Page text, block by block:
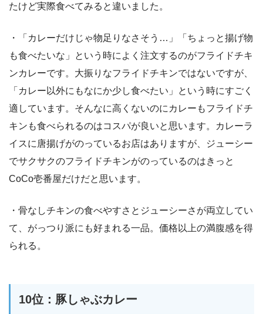
たけど実際食べてみると違いました。
・「カレーだけじゃ物足りなさそう…」「ちょっと揚げ物
も食べたいな」という時によく注文するのがフライドチキ
ンカレーです。大振りなフライドチキンではないですが、
「カレー以外にもなにか少し食べたい」という時にすごく
適しています。そんなに高くないのにカレーもフライドチ
キンも食べられるのはコスパが良いと思います。カレーラ
イスに唐揚げがのっているお店はありますが、ジューシー
でサクサクのフライドチキンがのっているのはきっと
CoCo壱番屋だけだと思います。
・骨なしチキンの食べやすさとジューシーさが両立してい
て、がっつり派にも好まれる一品。価格以上の満腹感を得
られる。
10位：豚しゃぶカレー